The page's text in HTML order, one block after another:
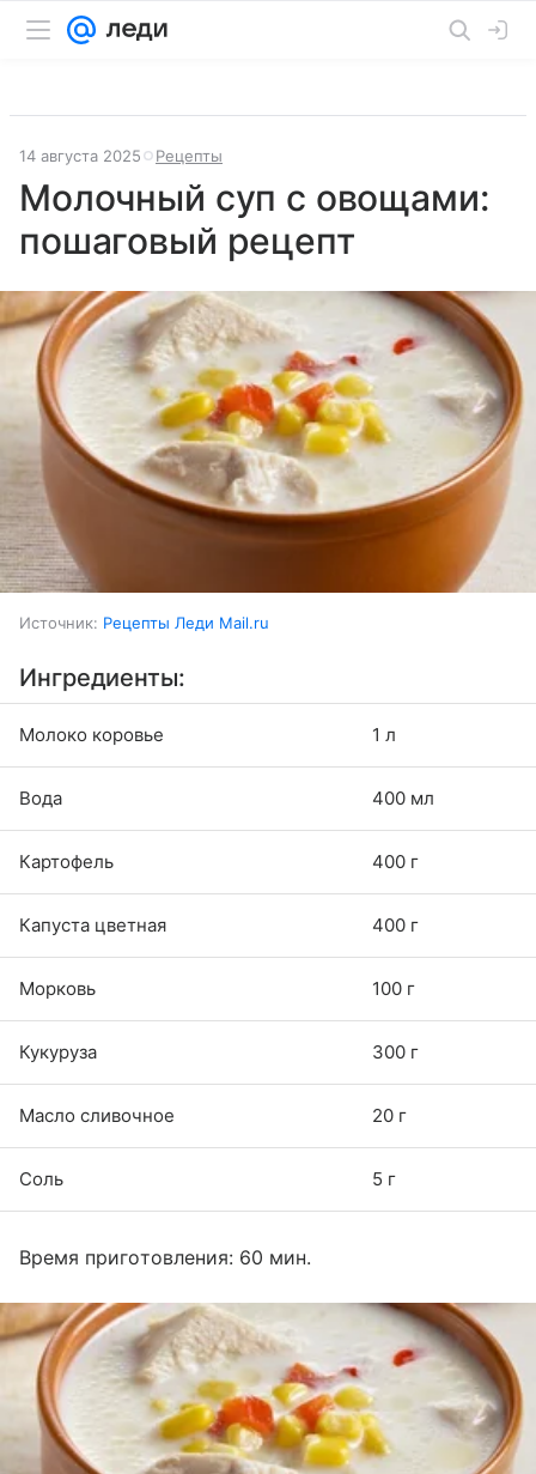
14 августа 2025 Рецепты
Молочный суп с овощами:
пошаговый рецепт
Источник: Рецепты Леди Mail.ru
Ингредиенты:
Молоко коровье 1 л
Вода 400 мл
Картофель 400 г
Капуста цветная 400 г
Морковь 100 г
Кукуруза 300 г
Масло сливочное 20 г
Соль 5 г
Время приготовления: 60 мин.